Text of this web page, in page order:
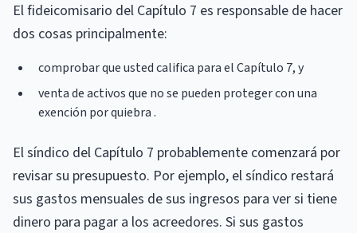
El fideicomisario del Capítulo 7 es responsable de hacer
dos cosas principalmente:
comprobar que usted califica para el Capítulo 7, y
venta de activos que no se pueden proteger con una
exención por quiebra .
El síndico del Capítulo 7 probablemente comenzará por
revisar su presupuesto. Por ejemplo, el síndico restará
sus gastos mensuales de sus ingresos para ver si tiene
dinero para pagar a los acreedores. Si sus gastos